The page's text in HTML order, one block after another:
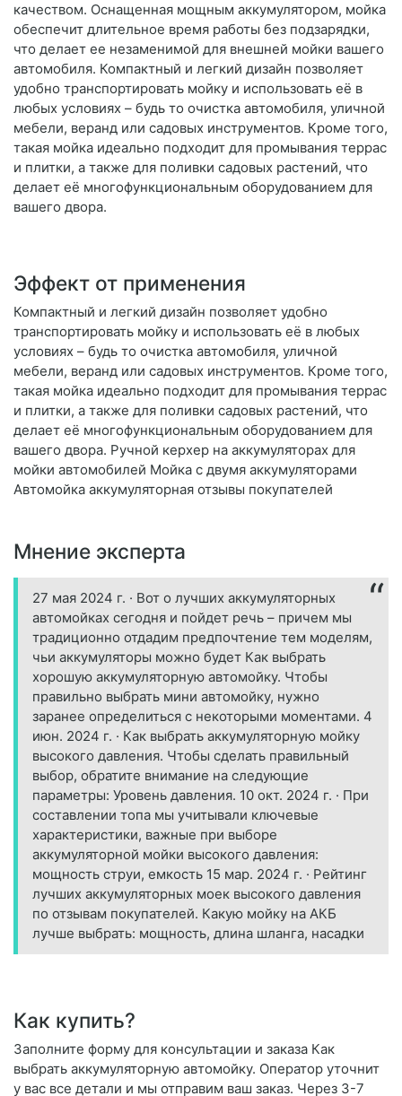
качеством. Оснащенная мощным аккумулятором, мойка
обеспечит длительное время работы без подзарядки,
что делает ее незаменимой для внешней мойки вашего
автомобиля. Компактный и легкий дизайн позволяет
удобно транспортировать мойку и использовать её в
любых условиях – будь то очистка автомобиля, уличной
мебели, веранд или садовых инструментов. Кроме того,
такая мойка идеально подходит для промывания террас
и плитки, а также для поливки садовых растений, что
делает её многофункциональным оборудованием для
вашего двора.
Эффект от применения
Компактный и легкий дизайн позволяет удобно
транспортировать мойку и использовать её в любых
условиях – будь то очистка автомобиля, уличной
мебели, веранд или садовых инструментов. Кроме того,
такая мойка идеально подходит для промывания террас
и плитки, а также для поливки садовых растений, что
делает её многофункциональным оборудованием для
вашего двора. Ручной керхер на аккумуляторах для
мойки автомобилей Мойка с двумя аккумуляторами
Автомойка аккумуляторная отзывы покупателей
Мнение эксперта
27 мая 2024 г. · Вот о лучших аккумуляторных
автомойках сегодня и пойдет речь – причем мы
традиционно отдадим предпочтение тем моделям,
чьи аккумуляторы можно будет Как выбрать
хорошую аккумуляторную автомойку. Чтобы
правильно выбрать мини автомойку, нужно
заранее определиться с некоторыми моментами. 4
июн. 2024 г. · Как выбрать аккумуляторную мойку
высокого давления. Чтобы сделать правильный
выбор, обратите внимание на следующие
параметры: Уровень давления. 10 окт. 2024 г. · При
составлении топа мы учитывали ключевые
характеристики, важные при выборе
аккумуляторной мойки высокого давления:
мощность струи, емкость 15 мар. 2024 г. · Рейтинг
лучших аккумуляторных моек высокого давления
по отзывам покупателей. Какую мойку на АКБ
лучше выбрать: мощность, длина шланга, насадки
Как купить?
Заполните форму для консультации и заказа Как
выбрать аккумуляторную автомойку. Оператор уточнит
у вас все детали и мы отправим ваш заказ. Через 3-7